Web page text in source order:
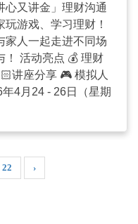
心又讲金」理财沟通
游戏、学习理财！
家人一起走进不同场
！ 活动亮点 💰 理财
讲座分享 🎮 模拟人
4月24 - 26日（星期
22 ›